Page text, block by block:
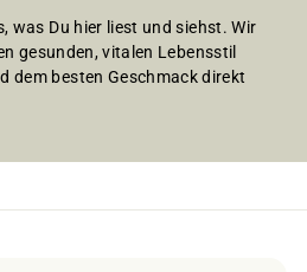
was Du hier liest und siehst. Wir
gesunden, vitalen Lebensstil
dem besten Geschmack direkt